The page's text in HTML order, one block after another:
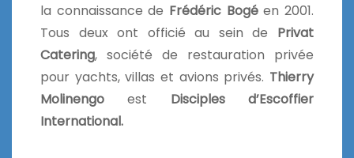
la connaissance de Frédéric Bogéen 2001.
Tous deux ont officié au sein de Privat
Catering, société de restauration privée
pour yachts, villas et avions privés. Thierry
Molinengoest Disciples d’Escoffier
International.